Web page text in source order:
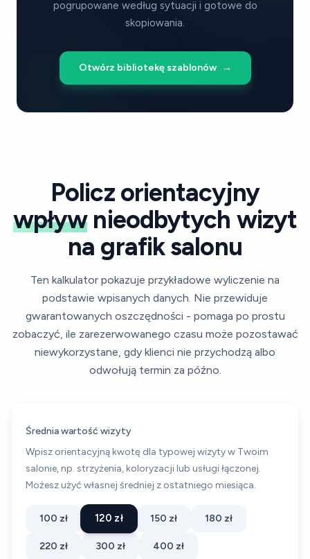
pogrupowane według sytuacji i gotowe do
skopiowania.
Otwórz bibliotekę szablonów →
Policz orientacyjny
wpływnieodbytych wizyt
na grafik salonu
Ten kalkulator pokazuje przykładowe wyliczenie na
podstawie wpisanych danych. Nie przewiduje
gwarantowanych oszczędności - pomaga po prostu
zobaczyć, ile zarezerwowanego czasu może pozostawać
niewykorzystane, gdy klienci nie przychodzą albo
odwołują termin za późno.
Średnia wartość wizyty
Wpisz orientacyjną kwotę dla typowej wizyty w Twoim
salonie, np. strzyżenia, koloryzacji lub usługi łączonej.
Możesz użyć własnej średniej z ostatniego miesiąca.
100 zł 120 zł 150 zł 180 zł
220 zł 300 zł 400 zł